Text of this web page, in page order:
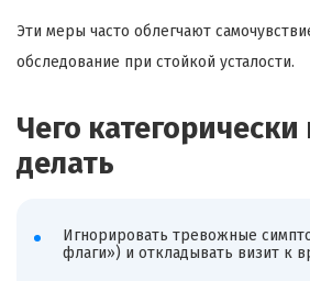
Эти меры часто облегчают
обследование при стойкой усталости.
Чего категорически
делать
Игнорировать тревожные
флаги») и откладывать визит к